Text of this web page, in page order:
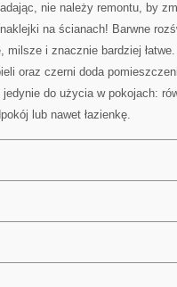
nie należy remontu, by
na ścianach! Barwne
milsze i znacznie bardziej
oraz czerni doda
do użycia w pokojach:
lub nawet łazienkę.